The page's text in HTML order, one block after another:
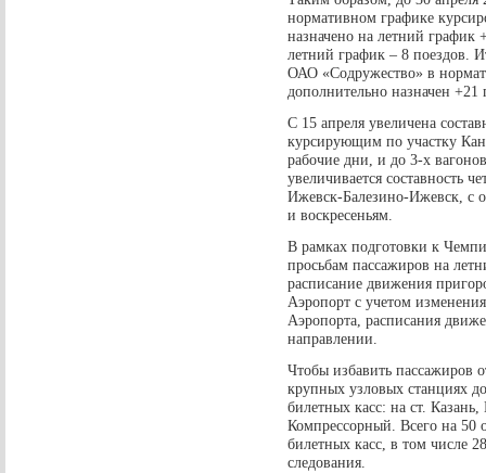
нормативном графике
назначено на летний график
летний график – 8 поездов.
ОАО «Содружество» в
дополнительно назначен +21
С 15 апреля увеличена
курсирующим по участку
рабочие дни, и до 3-х
увеличивается составность
Ижевск-Балезино-Ижевск, с
и воскресеньям.
В рамках подготовки к
просьбам пассажиров на
расписание движения
Аэропорт с учетом
Аэропорта, расписания
направлении.
Чтобы избавить пассажиров
крупных узловых станциях
билетных касс: на ст.
Компрессорный. Всего на 50
билетных касс, в том числе
следования.